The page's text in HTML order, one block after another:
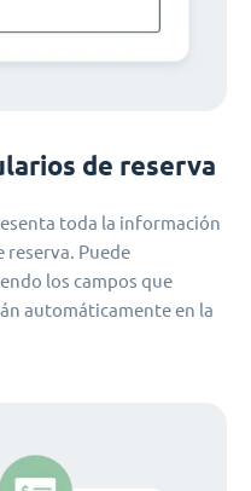
de reserva
toda la información
Puede
los campos que
automáticamente en la